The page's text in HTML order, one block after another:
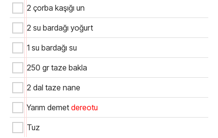
2 çorba kaşığı un
2 su bardağı yoğurt
1 su bardağı su
250 gr taze bakla
2 dal taze nane
Yarım demet dereotu
Tuz